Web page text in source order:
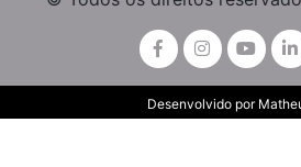
Desenvolvido por